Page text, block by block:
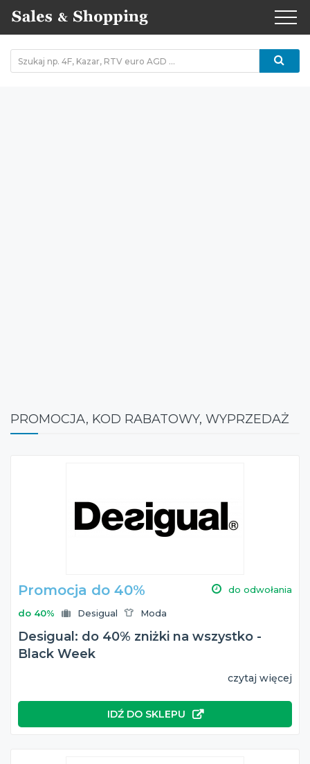
PROMOCJA, KOD RABATOWY, WYPRZEDAŻ
Promocja do 40% do odwołania
do 40% Desigual Moda
Desigual: do 40% zniżki na wszystko -
Black Week
czytaj więcej
IDŹ DO SKLEPU